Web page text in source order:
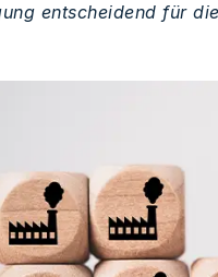
entscheidend für